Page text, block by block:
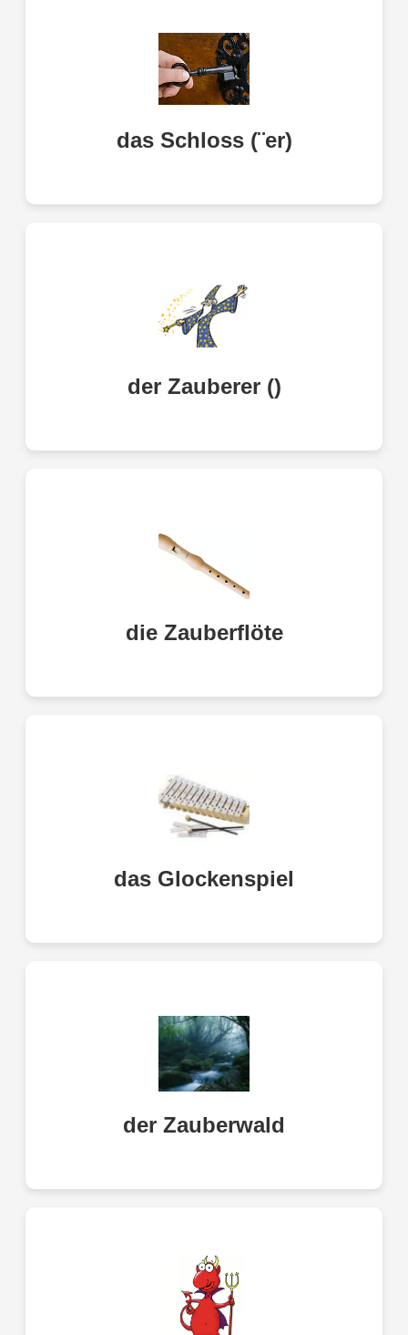
das Schloss (¨er)
lock
der Zauberer ()
magician; sorcerer
die Zauberflöte
The Magic Flute
das Glockenspiel
chimes
der Zauberwald
magic forest